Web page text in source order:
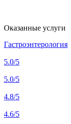
Оказанные услуги
Гастроэнтерология
5.0/5
5.0/5
4.8/5
4.6/5